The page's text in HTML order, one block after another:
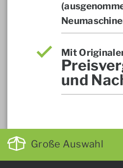
Mit
und
Große Auswahl